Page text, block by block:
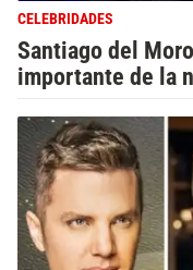
CELEBRIDADES
Santiago del
importante de la